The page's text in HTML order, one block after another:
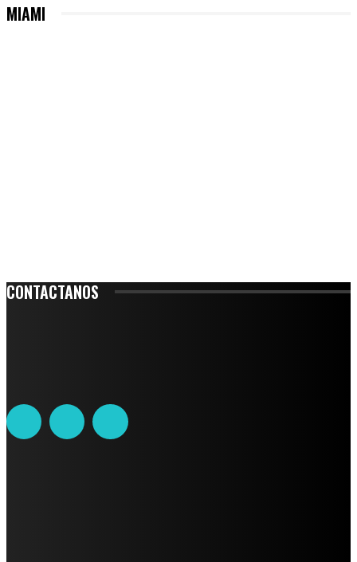
MIAMI
CONTACTANOS